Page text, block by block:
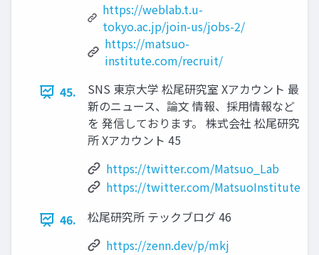
https://weblab.t.u-
tokyo.ac.jp/join-us/jobs-2/
https://matsuo-
institute.com/recruit/
45.
SNS 東京大学 松尾研究室 Xアカウント 最
新のニュース、論文 情報、採用情報など
を 発信しております。 株式会社 松尾研究
所 Xアカウント 45
https://twitter.com/Matsuo_Lab
https://twitter.com/MatsuoInstitute
46.
松尾研究所 テックブログ 46
https://zenn.dev/p/mkj